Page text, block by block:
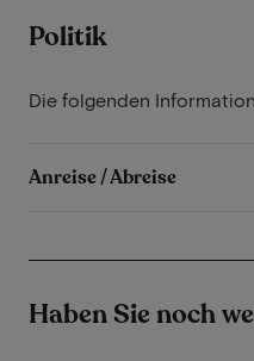
Politik
Die folgenden
Anreise / Abreise
Haben Sie noch